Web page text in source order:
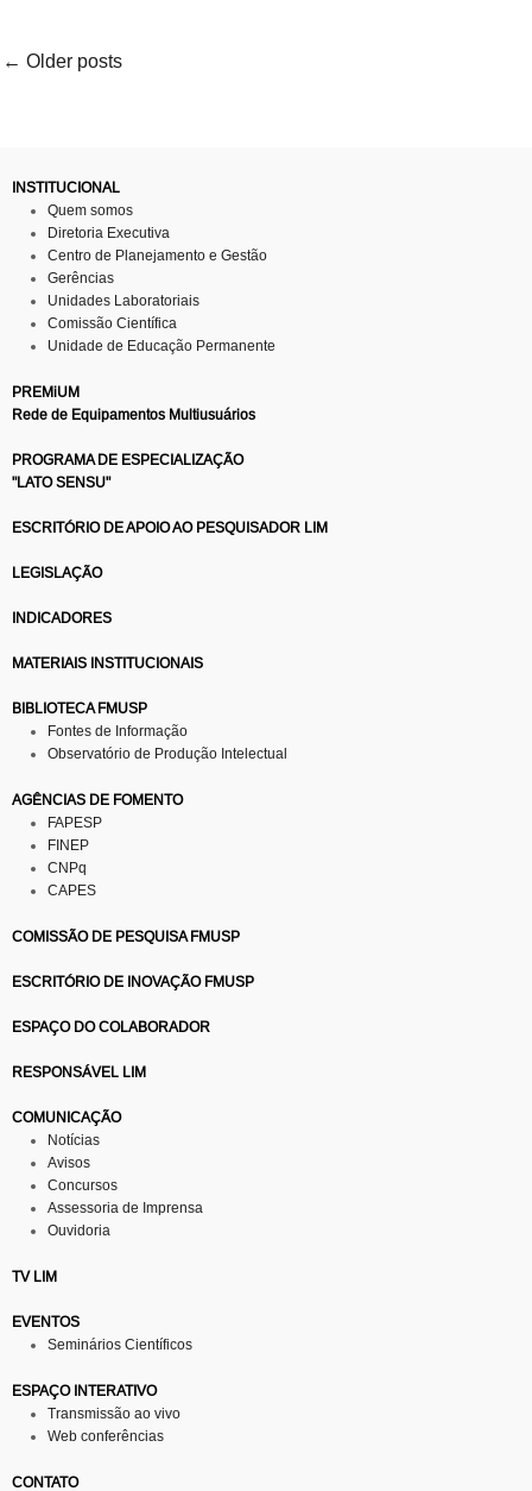
← Older posts
INSTITUCIONAL
Quem somos
Diretoria Executiva
Centro de Planejamento e Gestão
Gerências
Unidades Laboratoriais
Comissão Científica
Unidade de Educação Permanente
PREMiUM
Rede de Equipamentos Multiusuários
PROGRAMA DE ESPECIALIZAÇÃO
"LATO SENSU"
ESCRITÓRIO DE APOIO AO PESQUISADOR LIM
LEGISLAÇÃO
INDICADORES
MATERIAIS INSTITUCIONAIS
BIBLIOTECA FMUSP
Fontes de Informação
Observatório de Produção Intelectual
AGÊNCIAS DE FOMENTO
FAPESP
FINEP
CNPq
CAPES
COMISSÃO DE PESQUISA FMUSP
ESCRITÓRIO DE INOVAÇÃO FMUSP
ESPAÇO DO COLABORADOR
RESPONSÁVEL LIM
COMUNICAÇÃO
Notícias
Avisos
Concursos
Assessoria de Imprensa
Ouvidoria
TV LIM
EVENTOS
Seminários Científicos
ESPAÇO INTERATIVO
Transmissão ao vivo
Web conferências
CONTATO